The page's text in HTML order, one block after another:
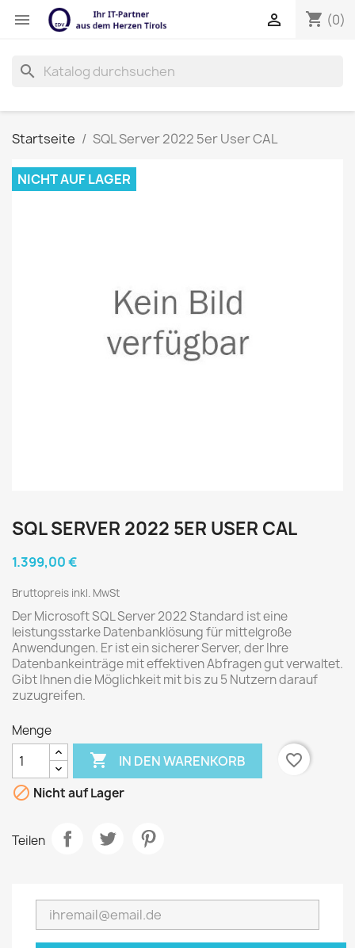
 shopping_cart (0)

search
Startseite SQL Server 2022 5er User CAL
NICHT AUF LAGER
SQL SERVER 2022 5ER USER CAL
1.399,00 €
Bruttopreis inkl. MwSt
Der Microsoft SQL Server 2022 Standard ist eine
leistungsstarke Datenbanklösung für mittelgroße
Anwendungen. Er ist ein sicherer Server, der Ihre
Datenbankeinträge mit effektiven Abfragen gut verwaltet.
Gibt Ihnen die Möglichkeit mit bis zu 5 Nutzern darauf
zuzugreifen.
Menge
 IN DEN WARENKORB
favorite_border
 Nicht auf Lager
Teilen